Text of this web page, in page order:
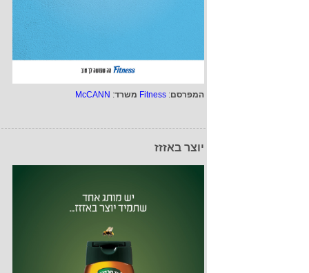
המפרסם:
Fitness משרד:
McCANN
יוצר באזזז